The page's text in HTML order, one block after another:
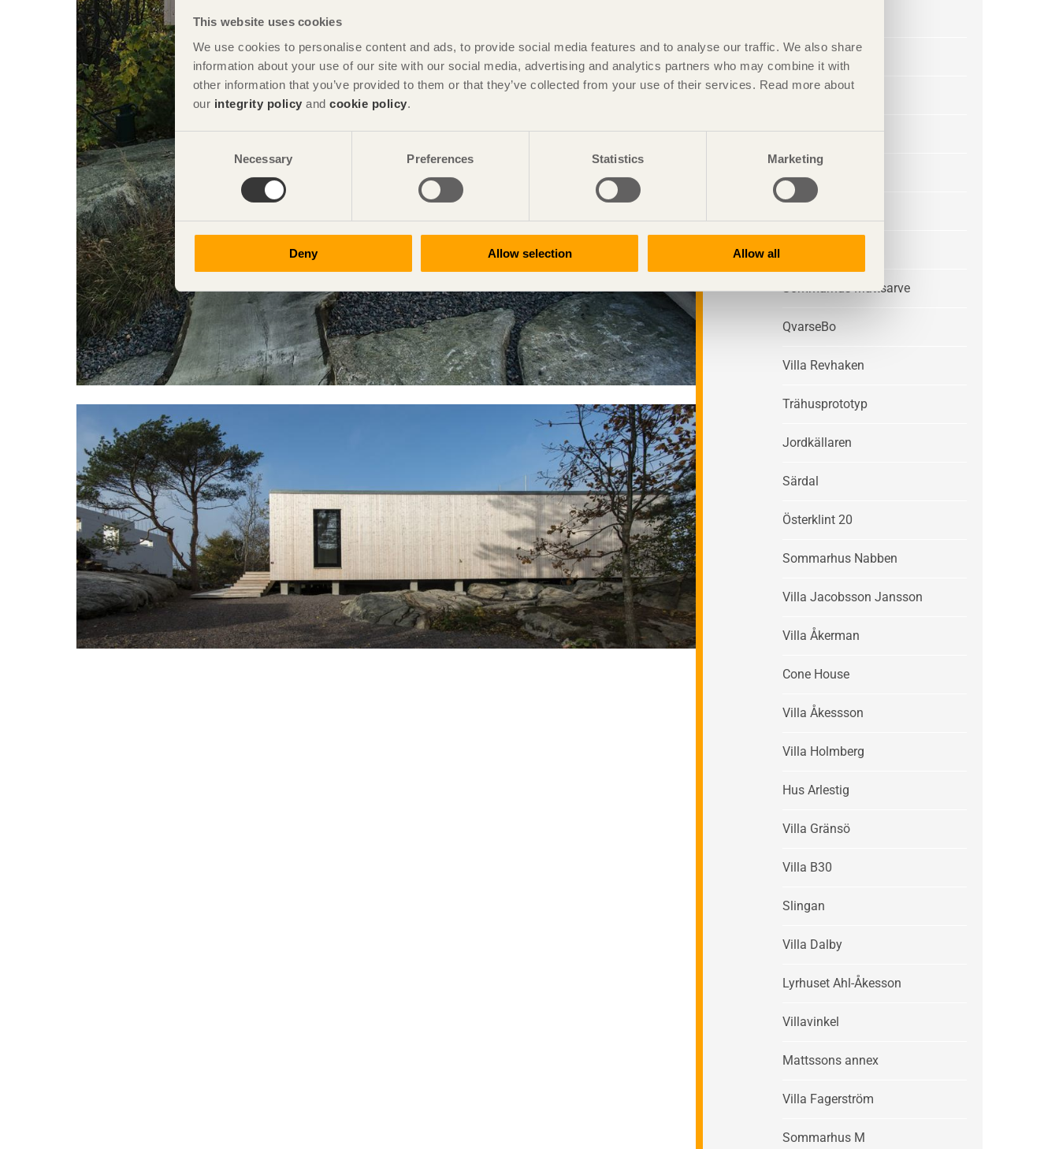
This website uses cookies
We use cookies to personalise content and ads, to provide social media features and to analyse our traffic. We also share
information about your use of our site with our social media, advertising and analytics partners who may combine it with
other information that you’ve provided to them or that they’ve collected from your use of their services. Read more about
our integrity policy and cookie policy.
Consent
Selection
Necessary Preferences Statistics Marketing
Deny Allow selection Allow all
Hedebo
Boda
Sommarhus Mattsarve
QvarseBo
Villa Revhaken
Trähusprototyp
Jordkällaren
Särdal
Österklint 20
Sommarhus Nabben
Villa Jacobsson Jansson
Villa Åkerman
Cone House
Villa Åkessson
Villa Holmberg
Hus Arlestig
Villa Gränsö
Villa B30
Slingan
Villa Dalby
Lyrhuset Ahl-Åkesson
Villavinkel
Mattssons annex
Villa Fagerström
Sommarhus M